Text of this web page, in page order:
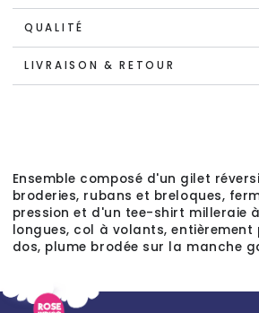
QUALITÉ
LIVRAISON & RETOUR
Ensemble composé d'un gilet
broderies, rubans et breloques,
pression et d'un tee-shirt milleraie
longues, col à volants, entièrement
dos, plume brodée sur la manche